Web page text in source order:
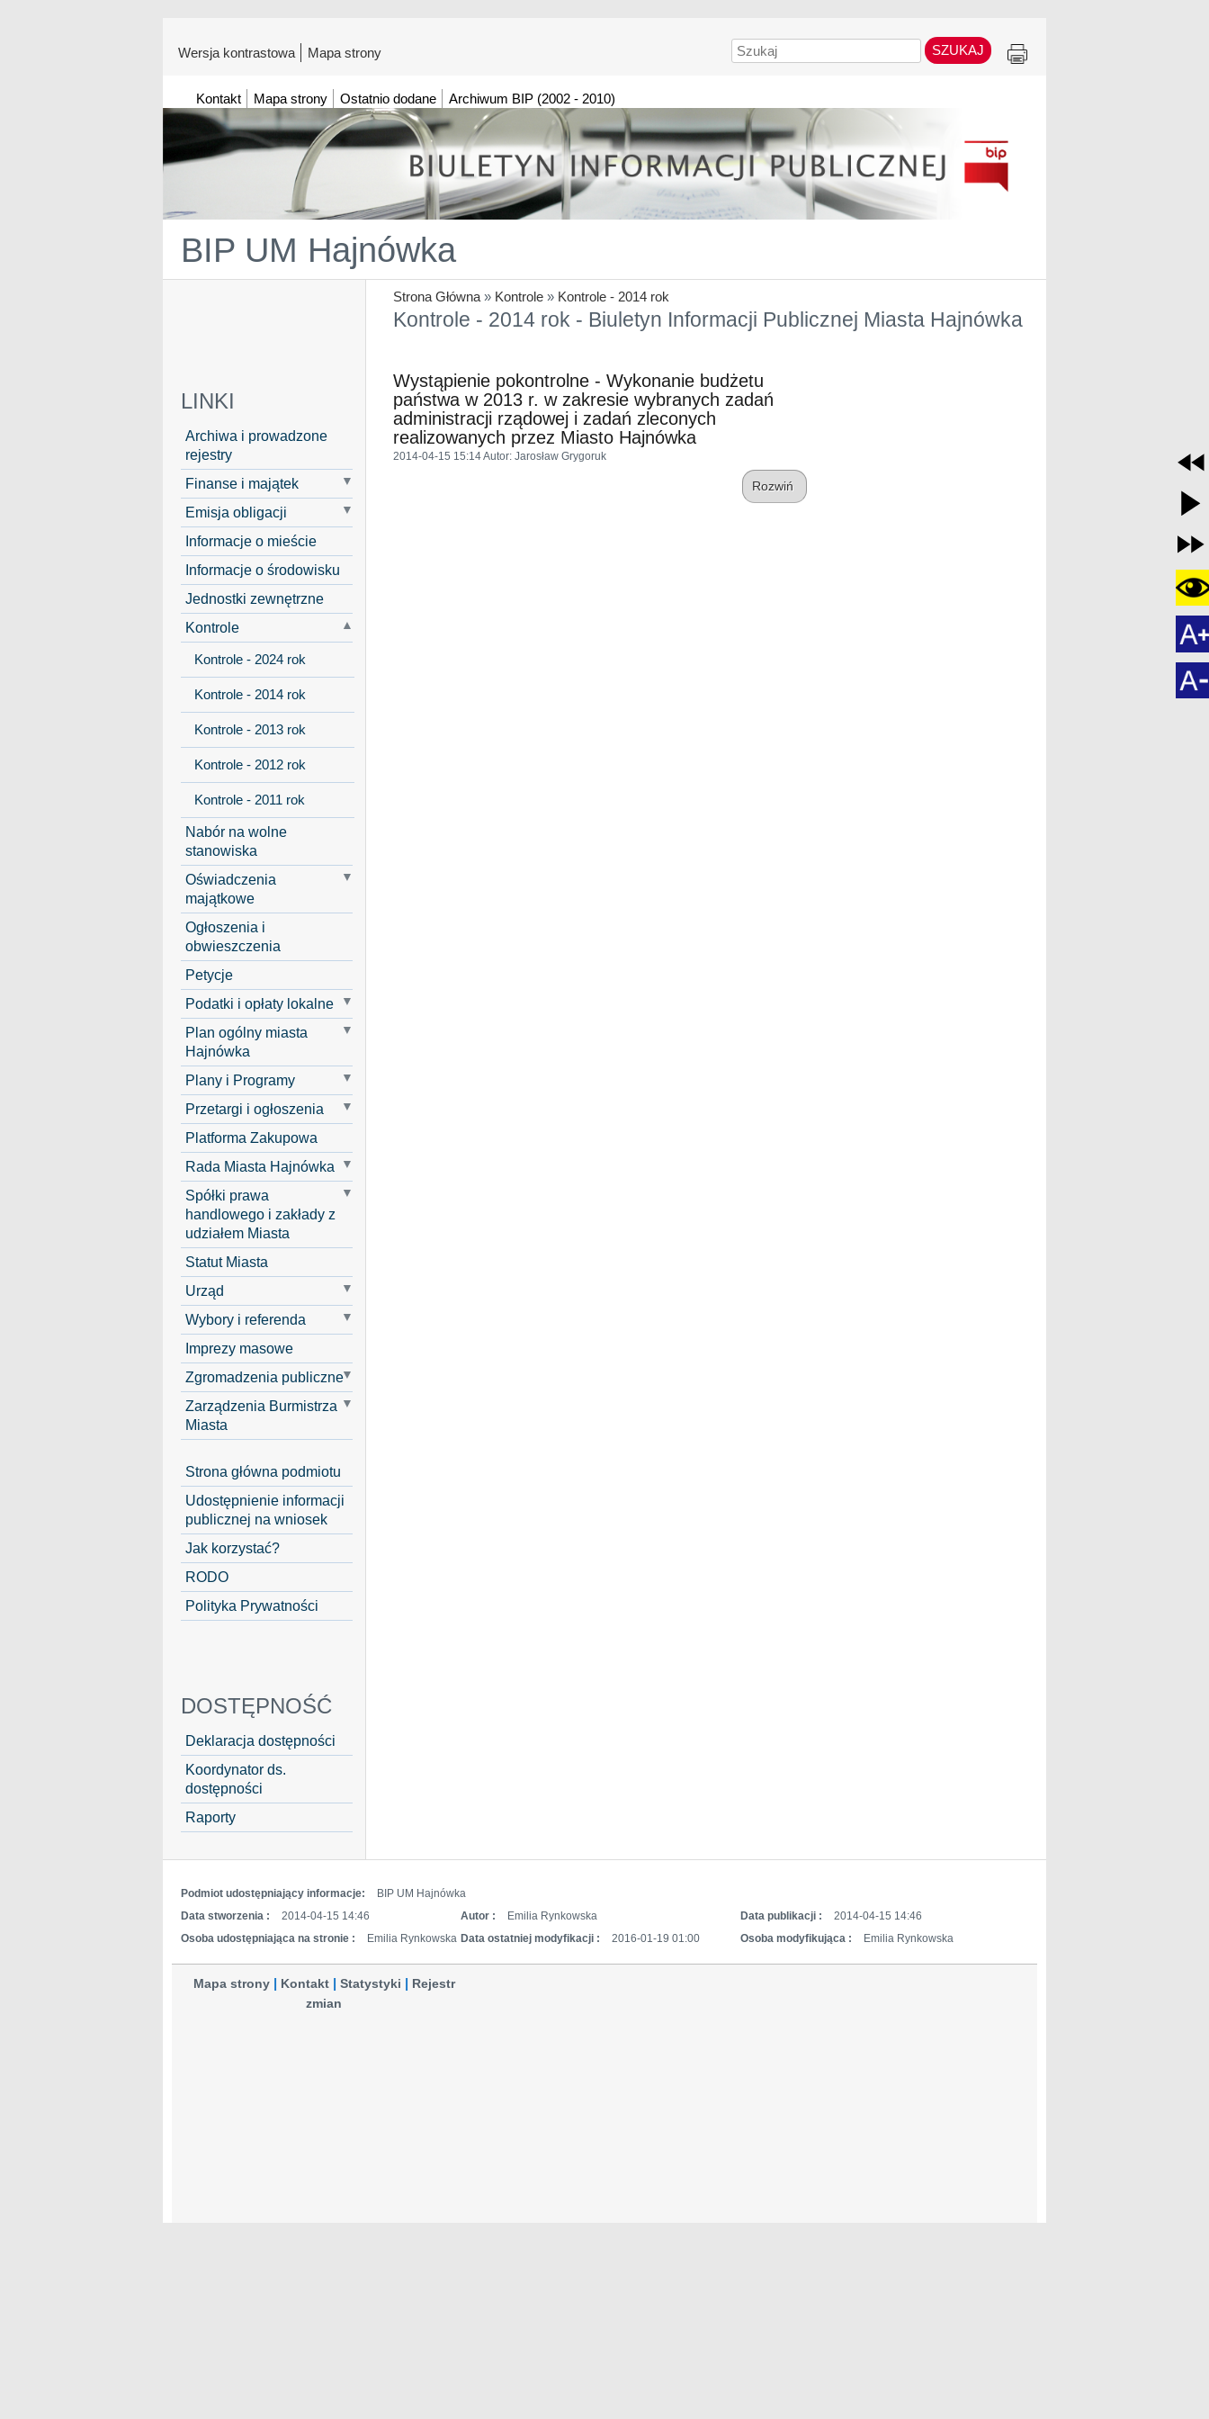
Wersja kontrastowa Mapa strony Szukaj
Kontakt Mapa strony Ostatnio dodane Archiwum BIP (2002 - 2010)
BIP UM Hajnówka
Strona Główna » Kontrole » Kontrole - 2014 rok
Kontrole - 2014 rok - Biuletyn Informacji Publicznej Miasta Hajnówka
LINKI
Archiwa i prowadzone
rejestry
Finanse i majątek
Emisja obligacji
Informacje o mieście
Informacje o środowisku
Jednostki zewnętrzne
Kontrole
Kontrole - 2024 rok
Kontrole - 2014 rok
Kontrole - 2013 rok
Kontrole - 2012 rok
Kontrole - 2011 rok
Nabór na wolne
stanowiska
Oświadczenia
majątkowe
Ogłoszenia i
obwieszczenia
Petycje
Podatki i opłaty lokalne
Plan ogólny miasta
Hajnówka
Plany i Programy
Przetargi i ogłoszenia
Platforma Zakupowa
Rada Miasta Hajnówka
Spółki prawa
handlowego i zakłady z
udziałem Miasta
Statut Miasta
Urząd
Wybory i referenda
Imprezy masowe
Zgromadzenia publiczne
Zarządzenia Burmistrza
Miasta
Strona główna podmiotu
Udostępnienie informacji
publicznej na wniosek
Jak korzystać?
RODO
Polityka Prywatności
DOSTĘPNOŚĆ
Deklaracja dostępności
Koordynator ds.
dostępności
Raporty
Wystąpienie pokontrolne - Wykonanie budżetu
państwa w 2013 r. w zakresie wybranych zadań
administracji rządowej i zadań zleconych
realizowanych przez Miasto Hajnówka
2014-04-15 15:14Autor: Jarosław Grygoruk
Rozwiń
Podmiot udostępniający informacje:
BIP UM Hajnówka
Data stworzenia :
2014-04-15 14:46 Autor : Emilia Rynkowska Data publikacji :
2014-04-15 14:46
Osoba udostępniająca na stronie :
Emilia Rynkowska Data ostatniej modyfikacji : 2016-01-19 01:00 Osoba modyfikująca : Emilia Rynkowska
Mapa strony Kontakt Statystyki
Rejestr
zmian